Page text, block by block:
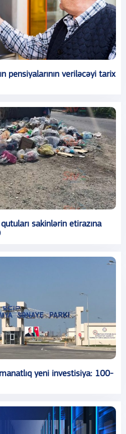
pensiyalarının veriləcəyi tarix
sakinlərin etirazına
yeni investisiya: 100-